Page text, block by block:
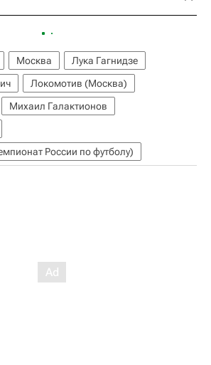
Москва
Лука Гагнидзе
Локомотив (Москва)
Михаил Галактионов
России по футболу)